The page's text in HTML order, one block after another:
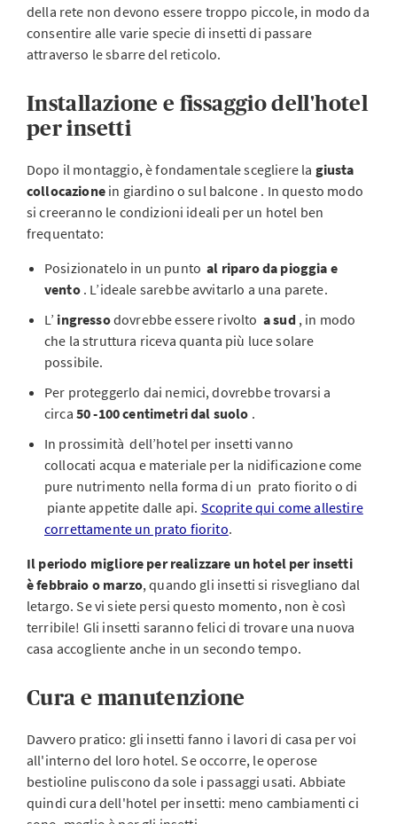
della rete non devono essere troppo piccole, in modo da
consentire alle varie specie di insetti di passare
attraverso le sbarre del reticolo.
Installazione e fissaggio dell'hotel
per insetti
Dopo il montaggio, è fondamentale scegliere la giusta
collocazionein giardino o sul balcone . In questo modo
si creeranno le condizioni ideali per un hotel ben
frequentato:
Posizionatelo in un puntoal riparo da pioggia e
vento. L’ideale sarebbe avvitarlo a una parete.
L’ ingressodovrebbe essere rivolto a sud, in modo
che la struttura riceva quanta più luce solare
possibile.
Per proteggerlo dai nemici, dovrebbe trovarsi a
circa 50 -100 centimetri dal suolo .
In prossimità dell’hotel per insetti vanno
collocati acqua e materiale per la nidificazione come
pure nutrimento nella forma di un prato fiorito o di
piante appetite dalle api. Scoprite qui come allestire
correttamente un prato fiorito.
Il periodo migliore per realizzare un hotel per insetti
è febbraio o marzo, quando gli insetti si risvegliano dal
letargo. Se vi siete persi questo momento, non è così
terribile! Gli insetti saranno felici di trovare una nuova
casa accogliente anche in un secondo tempo.
Cura e manutenzione
Davvero pratico: gli insetti fanno i lavori di casa per voi
all'interno del loro hotel. Se occorre, le operose
bestioline puliscono da sole i passaggi usati. Abbiate
quindi cura dell'hotel per insetti: meno cambiamenti ci